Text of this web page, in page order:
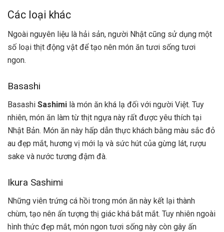
Các loại khác
Ngoài nguyên liệu là hải sản, người Nhật cũng sử dụng một
số loại thịt động vật để tạo nên món ăn tươi sống tươi
ngon.
Basashi
Basashi Sashimi là món ăn khá lạ đối với người Việt. Tuy
nhiên, món ăn làm từ thịt ngựa này rất được yêu thích tại
Nhật Bản. Món ăn này hấp dẫn thực khách bằng màu sắc đỏ
au đẹp mắt, hương vị mới lạ và sức hút của gừng lát, rượu
sake và nước tương đậm đà.
Ikura Sashimi
Những viên trứng cá hồi trong món ăn này kết lại thành
chùm, tạo nên ấn tượng thị giác khá bắt mắt. Tuy nhiên ngoài
hình thức đẹp mắt, món ngon tươi sống này còn gây ấn